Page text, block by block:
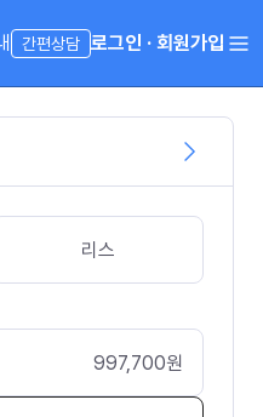
간편상담 로그인 · 회원가입
리스
997,700원